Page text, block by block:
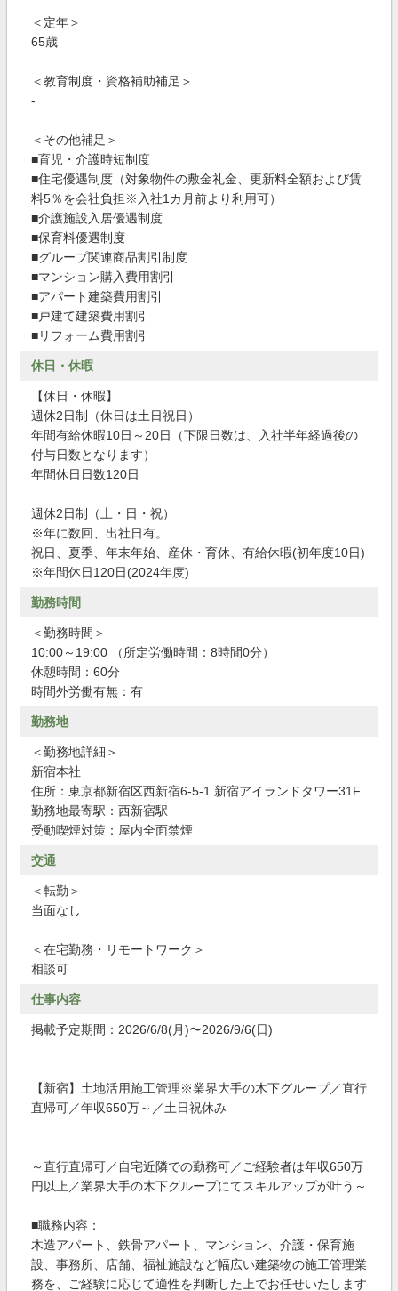
＜定年＞
65歳
＜教育制度・資格補助補足＞
-
＜その他補足＞
■育児・介護時短制度
■住宅優遇制度（対象物件の敷金礼金、更新料全額および賃
料5％を会社負担※入社1カ月前より利用可）
■介護施設入居優遇制度
■保育料優遇制度
■グループ関連商品割引制度
■マンション購入費用割引
■アパート建築費用割引
■戸建て建築費用割引
■リフォーム費用割引
休日・休暇
【休日・休暇】
週休2日制（休日は土日祝日）
年間有給休暇10日～20日（下限日数は、入社半年経過後の
付与日数となります）
年間休日日数120日
週休2日制（土・日・祝）
※年に数回、出社日有。
祝日、夏季、年末年始、産休・育休、有給休暇(初年度10日)
※年間休日120日(2024年度)
勤務時間
＜勤務時間＞
10:00～19:00 （所定労働時間：8時間0分）
休憩時間：60分
時間外労働有無：有
勤務地
＜勤務地詳細＞
新宿本社
住所：東京都新宿区西新宿6-5-1 新宿アイランドタワー31F
勤務地最寄駅：西新宿駅
受動喫煙対策：屋内全面禁煙
交通
＜転勤＞
当面なし
＜在宅勤務・リモートワーク＞
相談可
仕事内容
掲載予定期間：2026/6/8(月)〜2026/9/6(日)
【新宿】土地活用施工管理※業界大手の木下グループ／直行
直帰可／年収650万～／土日祝休み
～直行直帰可／自宅近隣での勤務可／ご経験者は年収650万
円以上／業界大手の木下グループにてスキルアップが叶う～
■職務内容：
木造アパート、鉄骨アパート、マンション、介護・保育施
設、事務所、店舗、福祉施設など幅広い建築物の施工管理業
務を、ご経験に応じて適性を判断した上でお任せいたします